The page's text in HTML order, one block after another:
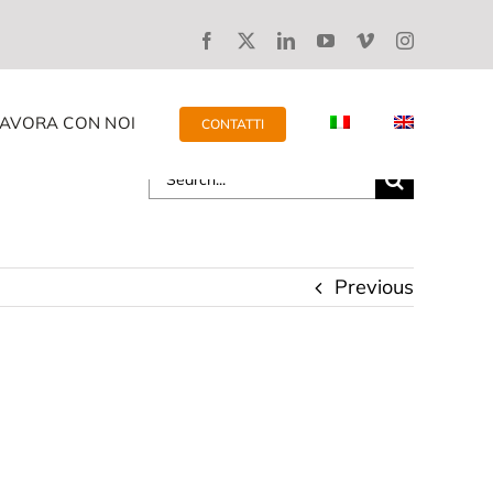
CON NOI CONTATTI
Search
for:
Previous